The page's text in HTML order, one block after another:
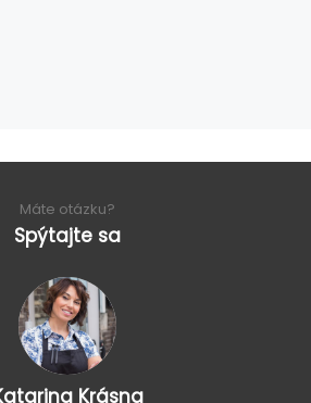
Máte otázku?
Spýtajte sa
Krásna